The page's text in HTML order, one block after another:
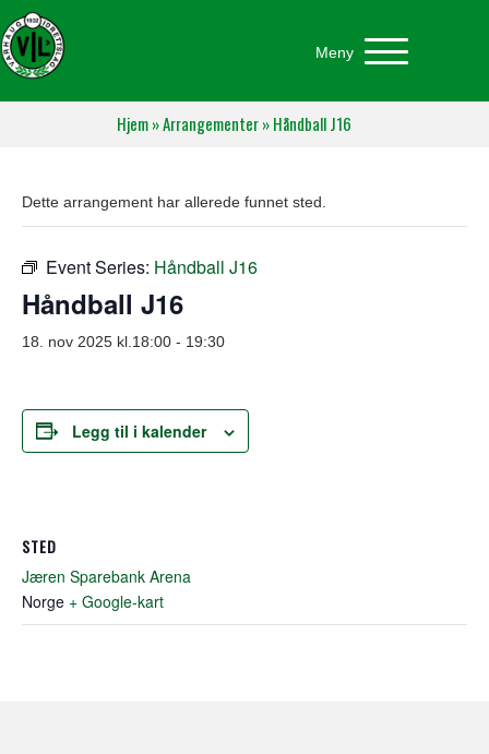
Meny
Hjem»Arrangementer»Håndball J16
Dette arrangement har allerede funnet sted.
Event Series: Håndball J16
Håndball J16
18. nov 2025 kl.18:00 - 19:30
Legg til i kalender
STED
Jæren Sparebank Arena
Norge + Google-kart